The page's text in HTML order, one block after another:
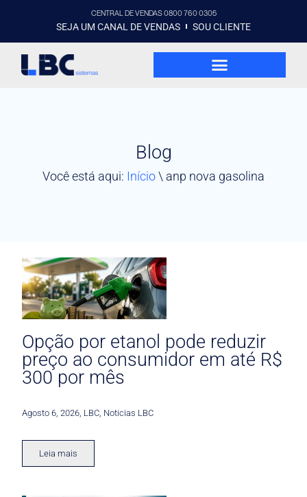
CENTRAL DE VENDAS 0800 760 0305
SEJA UM CANAL DE VENDAS SOU CLIENTE
Blog
Você está aqui: Início\ anp nova gasolina
Opção por etanol pode reduzir
preço ao consumidor em até R$
300 por mês
Agosto 6, 2026 LBC Noticias LBC
Leia mais